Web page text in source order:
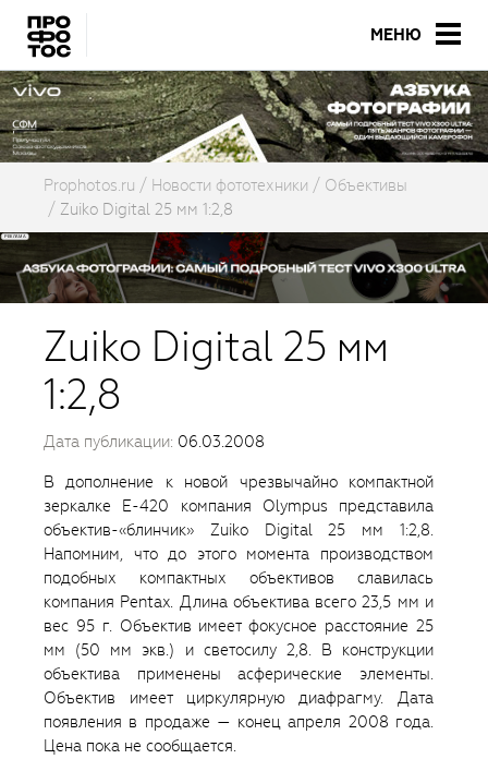
МЕНЮ
Prophotos.ru Новости фототехники
Объективы
Zuiko Digital 25 мм 1:2,8
Zuiko Digital 25 мм
1:2,8
Дата публикации: 06.03.2008
В дополнение к новой чрезвычайно компактной
зеркалке E-420 компания Olympus представила
объектив-«блинчик» Zuiko Digital 25 мм 1:2,8.
Напомним, что до этого момента производством
подобных компактных объективов славилась
компания Pentax. Длина объектива всего 23,5 мм и
вес 95 г. Объектив имеет фокусное расстояние 25
мм (50 мм экв.) и светосилу 2,8. В конструкции
объектива применены асферические элементы.
Объектив имеет циркулярную диафрагму. Дата
появления в продаже — конец апреля 2008 года.
Цена пока не сообщается.